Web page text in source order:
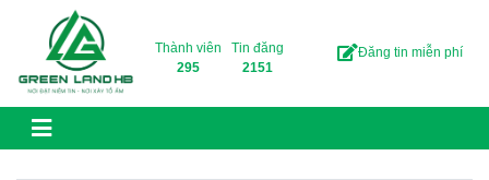
Skip to content
Thành viên
295
Tin đăng
2151
Đăng tin miễn phí